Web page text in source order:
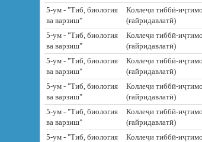
5-ум - "Тиб, биология
ва варзиш"
Коллеҷи тиббӣ-
(ғайридавлатӣ)
5-ум - "Тиб, биология
ва варзиш"
Коллеҷи тиббӣ-
(ғайридавлатӣ)
5-ум - "Тиб, биология
ва варзиш"
Коллеҷи тиббӣ-
(ғайридавлатӣ)
5-ум - "Тиб, биология
ва варзиш"
Коллеҷи тиббӣ-
(ғайридавлатӣ)
5-ум - "Тиб, биология
ва варзиш"
Коллеҷи тиббӣ-
(ғайридавлатӣ)
5-ум - "Тиб, биология
Коллеҷи тиббӣ-